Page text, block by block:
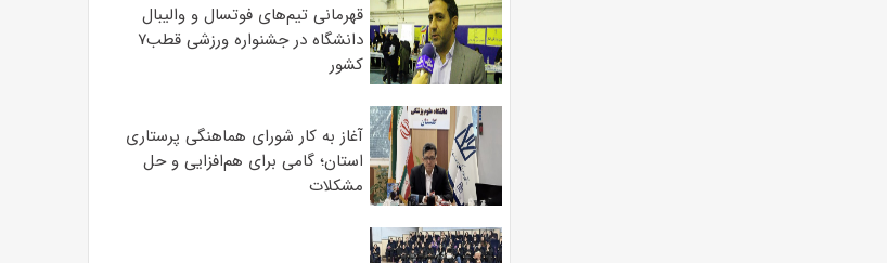
قهرمانی تیم‌های فوتسال و والیبال
دانشگاه در جشنواره ورزشی قطب۷
کشور
آغاز به کار شورای هماهنگی پرستاری
استان؛ گامی برای هم‌افزایی و حل
مشکلات